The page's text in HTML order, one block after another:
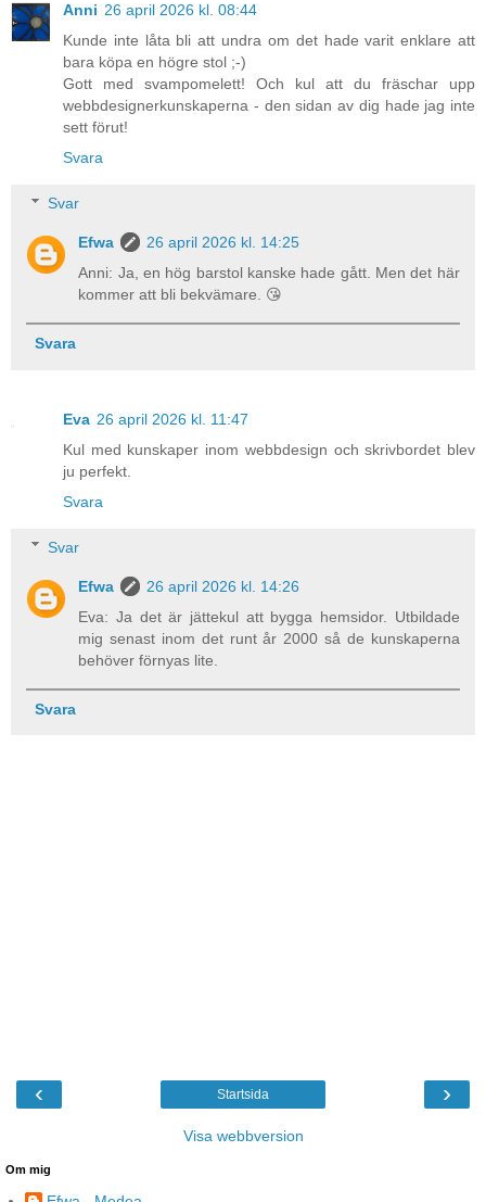
Anni 26 april 2026 kl. 08:44
Kunde inte låta bli att undra om det hade varit enklare att
bara köpa en högre stol ;-)
Gott med svampomelett! Och kul att du fräschar upp
webbdesignerkunskaperna - den sidan av dig hade jag inte
sett förut!
Svara
Svar
Efwa
26 april 2026 kl. 14:25
Anni: Ja, en hög barstol kanske hade gått. Men det här
kommer att bli bekvämare. 😘
Svara
Eva 26 april 2026 kl. 11:47
Kul med kunskaper inom webbdesign och skrivbordet blev
ju perfekt.
Svara
Svar
Efwa
26 april 2026 kl. 14:26
Eva: Ja det är jättekul att bygga hemsidor. Utbildade
mig senast inom det runt år 2000 så de kunskaperna
behöver förnyas lite.
Svara
‹ ›
Startsida
Visa webbversion
Om mig